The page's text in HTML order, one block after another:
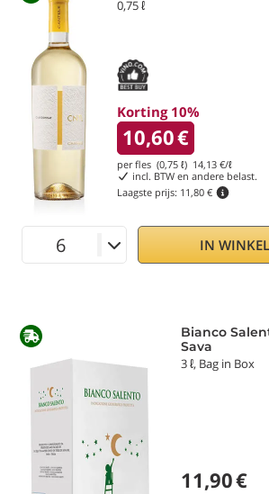
0,75 ℓ
Korting 10%
10,60€
per fles (0,75 ℓ) 14,13 €/ℓ
incl. BTW en andere belast.
Laagste prijs: 11,80 €
IN
Bianco
Sava
3 ℓ, Bag in Box
11,90€